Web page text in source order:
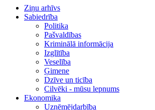
Ziņu arhīvs
Sabiedrība
Politika
Pašvaldības
Kriminālā informācija
Izglītība
Veselība
Ģimene
Dzīve un ticība
Cilvēki - mūsu lepnums
Ekonomika
Uzņēmējdarbība